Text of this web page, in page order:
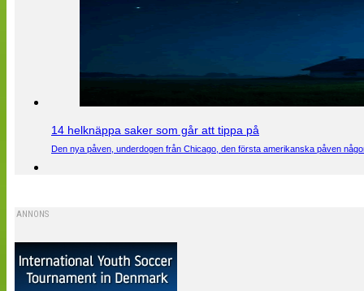
14 helknäppa saker som går att tippa på
Den nya påven, underdogen från Chicago, den första amerikanska påven
ANNONS